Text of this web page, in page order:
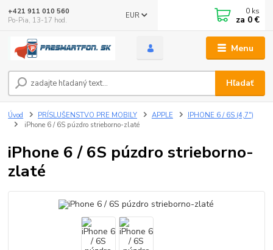
Menu
EUR
Hľadať
+421 911 010 560
Po-Pia, 13-17 hod.
0 ks
za 0 €
Úvod PRÍSLUŠENSTVO PRE MOBILY APPLE
IPHONE 6 / 6S (4,7")
iPhone 6 / 6S púzdro strieborno-zlaté
iPhone 6 / 6S púzdro strieborno-
zlaté